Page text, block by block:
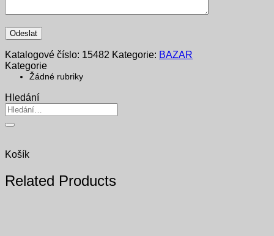
Katalogové číslo: 15482 Kategorie: BAZAR
Kategorie
Žádné rubriky
Hledání
Hledat:
Košík
Related Products